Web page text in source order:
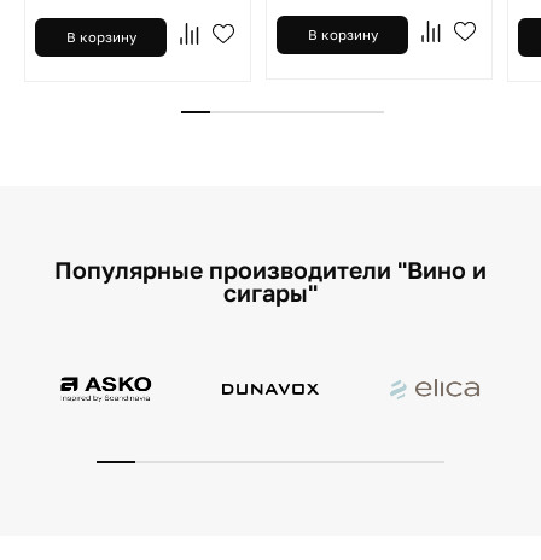
В корзину В корзину
Популярные производители "Вино и
сигары"